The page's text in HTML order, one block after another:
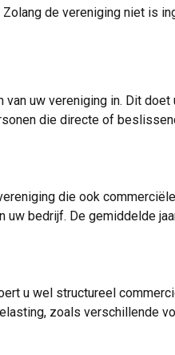
de vereniging niet is
uw vereniging in. Dit doet
die directe of
die ook
uw bedrijf. De gemiddelde
u wel structureel
zoals verschillende